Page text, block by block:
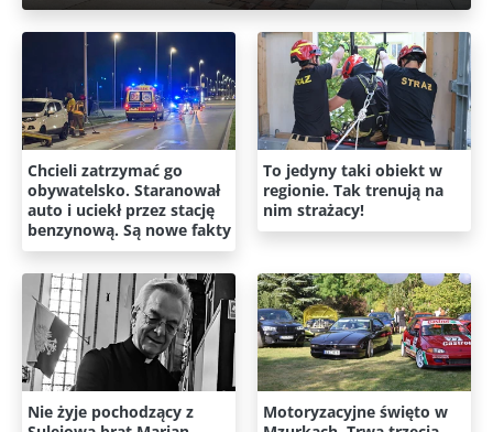
Chcieli zatrzymać go
obywatelsko. Staranował
auto i uciekł przez stację
benzynową. Są nowe fakty
To jedyny taki obiekt w
regionie. Tak trenują na
nim strażacy!
Nie żyje pochodzący z
Motoryzacyjne święto w